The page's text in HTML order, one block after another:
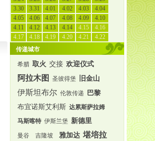
3.30
3.31 4.01 4.02 4.03
4.04
4.05
4.06 4.07 4.08 4.09
4.10
4.11
4.12 4.13 4.14 4.15
4.16
4.17
4.18 4.19 4.20 4.21
4.22
传递城市
希腊 取火 交接 欢迎仪式
阿拉木图 圣彼得堡 旧金山
伊斯坦布尔 伦敦传递
巴黎
布宜诺斯艾利斯 达累斯萨拉姆
马斯喀特 伊斯兰堡 新德里
曼谷 吉隆坡 雅加达 堪培拉